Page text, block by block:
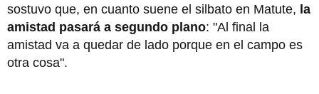
sostuvo que, en cuanto suene el silbato en Matute, la
amistad pasará a segundo plano: "Al final la
amistad va a quedar de lado porque en el campo es
otra cosa".